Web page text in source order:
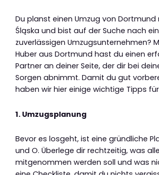
Du planst einen Umzug von Dortmund
Śląska und bist auf der Suche nach
zuverlässigen Umzugsunternehmen?
Huber aus Dortmund hast du einen
Partner an deiner Seite, der dir bei
Sorgen abnimmt. Damit du gut
haben wir hier einige wichtige Tipps
1. Umzugsplanung
Bevor es losgeht, ist eine gründliche
und O. Überlege dir rechtzeitig, was
mitgenommen werden soll und was